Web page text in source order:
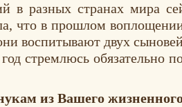
разных странах мира
что в прошлом
воспитывают двух
обязательно
из Вашего